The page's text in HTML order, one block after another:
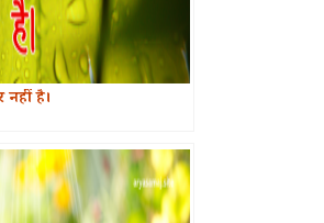
है।